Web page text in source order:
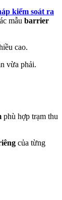
kiểm soát ra
mẫu barrier
cao.
vừa phải.
phù hợp trạm thu
của từng